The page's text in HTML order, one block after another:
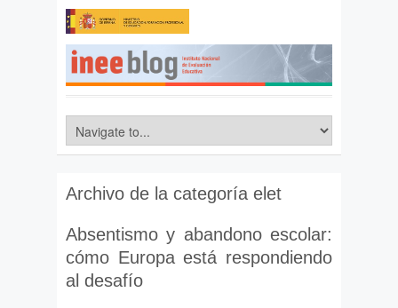
Archivo de la categoría elet
Absentismo y abandono escolar:
cómo Europa está respondiendo
al desafío